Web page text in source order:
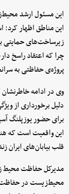
این مسئول ارشد
این مناطق اظهار
زیرساخت‌های حمایتی
چرا که اعتقاد راسخ
پروژه‌ی حفاظتی به
وی در ادامه
دلیل برخورداری از
برای حضور یوزپلنگ
این واقعیت است که
قلب بیابان‌های ایران
مدیرکل حفاظت محیط
محیط‌زیست در